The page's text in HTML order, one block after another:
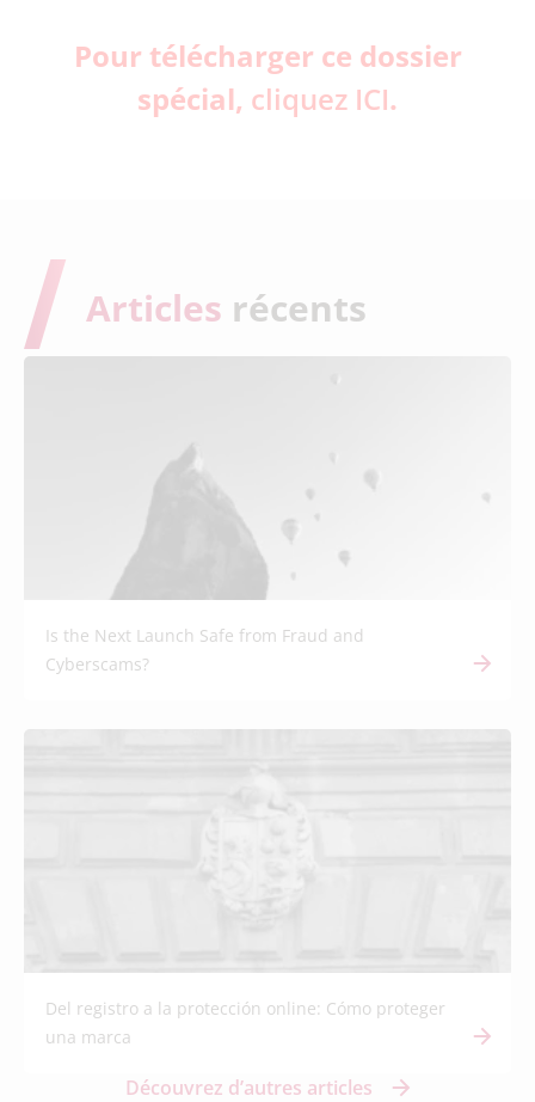
Pour télécharger ce dossier
spécial, cliquez ICI.
Is the Next Launch Safe from Fraud and
Cyberscams?
Del registro a la protección online: Cómo proteger
una marca
Découvrez d’autres articles
Articles récents